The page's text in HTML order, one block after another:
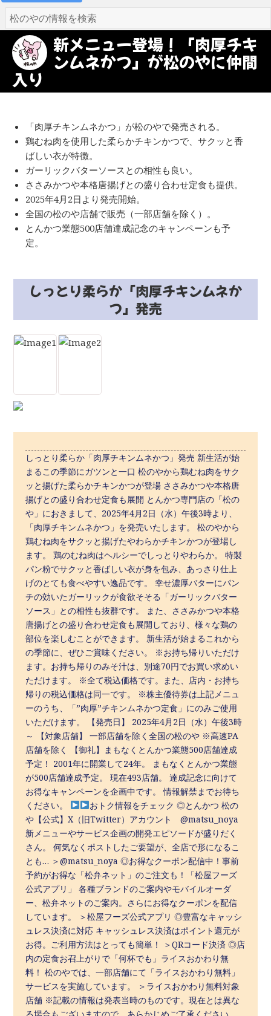
新メニュー登場！「肉厚チキ
ンムネかつ」が松のやに仲間
入り
「肉厚チキンムネかつ」が松のやで発売される。
鶏むね肉を使用した柔らかチキンかつで、サクッと香
ばしい衣が特徴。
ガーリックバターソースとの相性も良い。
ささみかつや本格唐揚げとの盛り合わせ定食も提供。
2025年4月2日より発売開始。
全国の松のや店舗で販売（一部店舗を除く）。
とんかつ業態500店舗達成記念のキャンペーンも予
定。
しっとり柔らか「肉厚チキンムネか
つ」発売
しっとり柔らか「肉厚チキンムネかつ」発売 新生活が始
まるこの季節にガツンと一口 松のやから鶏むね肉をサク
ッと揚げた柔らかチキンかつが登場 ささみかつや本格唐
揚げとの盛り合わせ定食も展開 とんかつ専門店の「松の
や」におきまして、2025年4月2日（水）午後3時より、
「肉厚チキンムネかつ」を発売いたします。 松のやから
鶏むね肉をサクッと揚げたやわらかチキンかつが登場し
ます。 鶏のむね肉はヘルシーでしっとりやわらか。 特製
パン粉でサクッと香ばしい衣が身を包み、あっさり仕上
げのとても食べやすい逸品です。 幸せ濃厚バターにパン
チの効いたガーリックが食欲そそる「ガーリックバター
ソース」との相性も抜群です。 また、ささみかつや本格
唐揚げとの盛り合わせ定食も展開しており、様々な鶏の
部位を楽しむことができます。 新生活が始まるこれから
の季節に、ぜひご賞味ください。 ※お持ち帰りいただけ
ます。お持ち帰りのみそ汁は、別途70円でお買い求めい
ただけます。 ※全て税込価格です。また、店内・お持ち
帰りの税込価格は同一です。 ※株主優待券は上記メニュ
ーのうち、「”肉厚”チキンムネかつ定食」にのみご使用
いただけます。 【発売日】 2025年4月2日（水）午後3時
～ 【対象店舗】 一部店舗を除く全国の松のや ※高速PA
店舗を除く 【御礼】まもなくとんかつ業態500店舗達成
予定！ 2001年に開業して24年。 まもなくとんかつ業態
が500店舗達成予定。 現在493店舗。 達成記念に向けて
お得なキャンペーンを企画中です。 情報解禁までお待ち
ください。
おトク情報をチェック ◎とんかつ 松の
や【公式】X（旧Twitter）アカウント @matsu_noya
新メニューやサービス企画の開発エピソードが盛りだく
さん。 何気なくポストしたご要望が、全店で形になるこ
とも… ＞@matsu_noya ◎お得なクーポン配信中！事前
予約がお得な「松弁ネット」のご注文も！「松屋フーズ
公式アプリ」 各種ブランドのご案内やモバイルオーダ
ー、松弁ネットのご案内。さらにお得なクーポンを配信
しています。 ＞松屋フーズ公式アプリ ◎豊富なキャッシ
ュレス決済に対応 キャッシュレス決済はポイント還元が
お得。ご利用方法はとっても簡単！ ＞QRコード決済 ◎店
内の定食お召上がりで「何杯でも」ライスおかわり無
料！ 松のやでは、一部店舗にて「ライスおかわり無料」
サービスを実施しています。 ＞ライスおかわり無料対象
店舗 ※記載の情報は発表当時のものです。現在とは異な